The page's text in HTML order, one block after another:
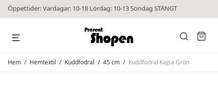
Öppettider: Vardagar: 10-18 Lördag: 10-13 Söndag STÄNGT
Hem / Hemtextil / Kuddfodral / 45 cm / Kuddfodral Kajsa Grön